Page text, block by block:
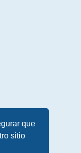
que
sitio